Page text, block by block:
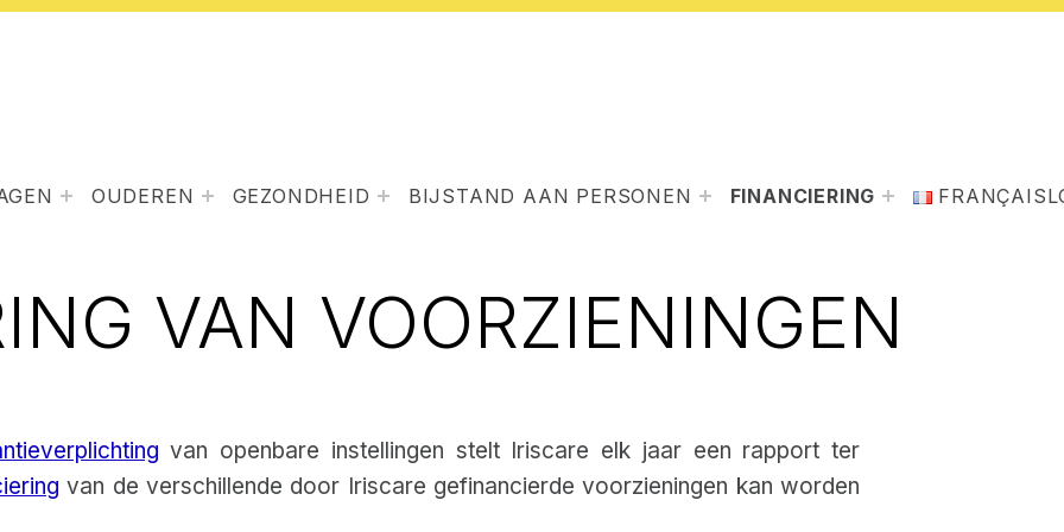
OUDEREN GEZONDHEID BIJSTAND AAN PERSONEN FINANCIERING FRANÇAIS
VAN VOORZIENINGEN
van openbare instellingen stelt Iriscare elk jaar een rapport ter
van de verschillende door Iriscare gefinancierde voorzieningen kan worden